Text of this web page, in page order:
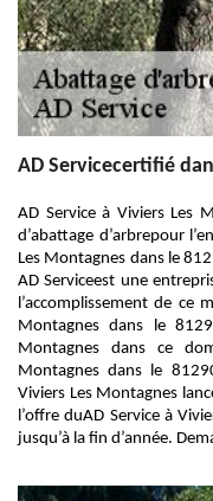
AD Servicecertifié
AD Service à Viviers Les
d’abattage d’arbrepour
Les Montagnes dans le
AD Serviceest une
l’accomplissement de ce
Montagnes dans le
Montagnes dans ce
Montagnes dans le
Viviers Les Montagnes
l’offre duAD Service à
jusqu’à la fin d’année.